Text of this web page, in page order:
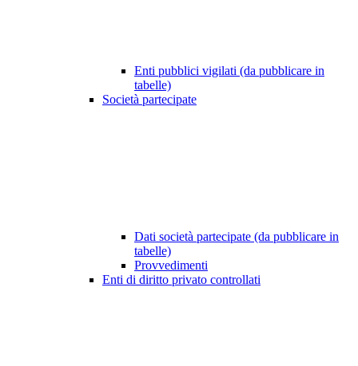
Enti pubblici vigilati (da pubblicare in
tabelle)
Società partecipate
Dati società partecipate (da pubblicare in
tabelle)
Provvedimenti
Enti di diritto privato controllati